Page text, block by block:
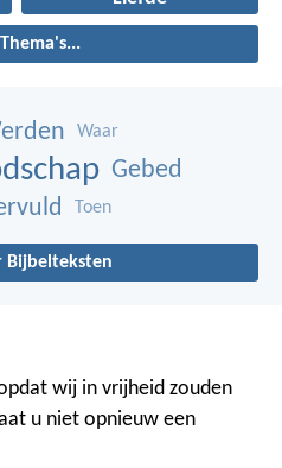
Waar
Gebed
Toen
Bijbelteksten
wij in vrijheid zouden
u niet opnieuw een